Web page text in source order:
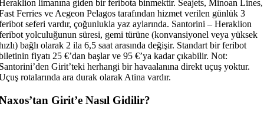
limanına giden bir feribota binmektir. Seajets, Minoan Lines,
Ferries ve Aegeon Pelagos tarafından hizmet verilen günlük 3
seferi vardır, çoğunlukla yaz aylarında. Santorini – Heraklion
yolculuğunun süresi, gemi türüne (konvansiyonel veya yüksek
bağlı olarak 2 ila 6,5 ​​saat arasında değişir. Standart bir feribot
fiyatı 25 €’dan başlar ve 95 €’ya kadar çıkabilir. Not:
Girit’teki herhangi bir havaalanına direkt uçuş yoktur.
rotalarında ara durak olarak Atina vardır.
Girit’e Nasıl Gidilir?